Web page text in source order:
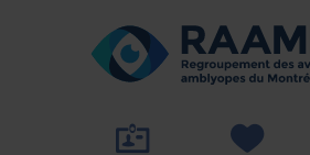
RETOUR À LA PAGE